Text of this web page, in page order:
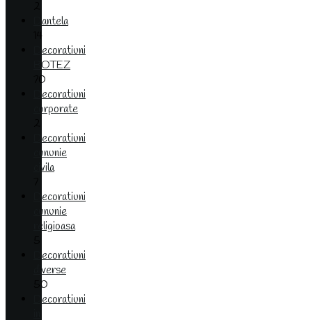
Dantela
14
Decoratiuni
BOTEZ
70
Decoratiuni
corporate
Decoratiuni
cununie
civila
Decoratiuni
cununie
religioasa
Decoratiuni
diverse
50
Decoratiuni